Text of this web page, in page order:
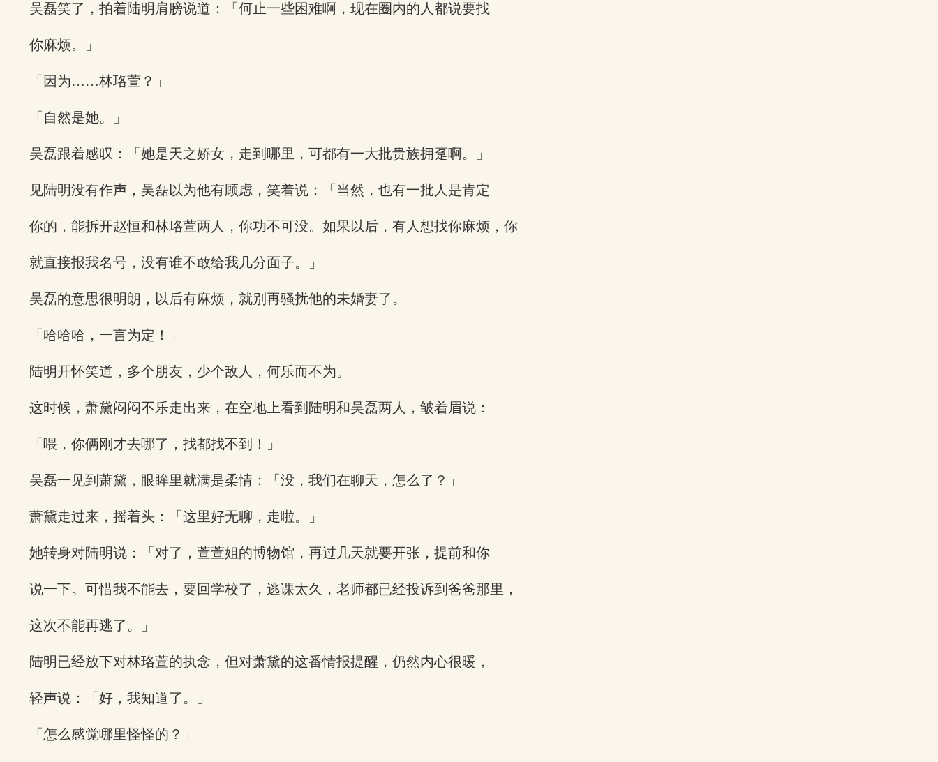
吴磊笑了，拍着陆明肩膀说道：「何止一些困难啊，现在圈内的人都说要找
你麻烦。」
「因为……林珞萱？」
「自然是她。」
吴磊跟着感叹：「她是天之娇女，走到哪里，可都有一大批贵族拥趸啊。」
见陆明没有作声，吴磊以为他有顾虑，笑着说：「当然，也有一批人是肯定
你的，能拆开赵恒和林珞萱两人，你功不可没。如果以后，有人想找你麻烦，你
就直接报我名号，没有谁不敢给我几分面子。」
吴磊的意思很明朗，以后有麻烦，就别再骚扰他的未婚妻了。
「哈哈哈，一言为定！」
陆明开怀笑道，多个朋友，少个敌人，何乐而不为。
这时候，萧黛闷闷不乐走出来，在空地上看到陆明和吴磊两人，皱着眉说：
「喂，你俩刚才去哪了，找都找不到！」
吴磊一见到萧黛，眼眸里就满是柔情：「没，我们在聊天，怎么了？」
萧黛走过来，摇着头：「这里好无聊，走啦。」
她转身对陆明说：「对了，萱萱姐的博物馆，再过几天就要开张，提前和你
说一下。可惜我不能去，要回学校了，逃课太久，老师都已经投诉到爸爸那里，
这次不能再逃了。」
陆明已经放下对林珞萱的执念，但对萧黛的这番情报提醒，仍然内心很暖，
轻声说：「好，我知道了。」
「怎么感觉哪里怪怪的？」